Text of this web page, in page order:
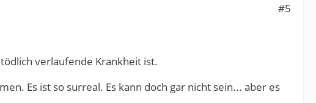
#5
verlaufende Krankheit ist.
Es ist so surreal. Es kann doch gar nicht sein... aber es